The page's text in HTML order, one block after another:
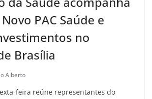
PAC Saúde e
no
Brasília
Alberto
feira reúne representantes do